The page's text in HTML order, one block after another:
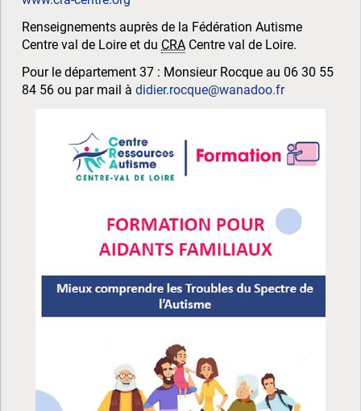
Renseignements auprès de la Fédération Autisme
Centre val de Loire et du CRA Centre val de Loire.
Pour le département 37 : Monsieur Rocque au 06 30 55
84 56 ou par mail à didier.rocque@wanadoo.fr